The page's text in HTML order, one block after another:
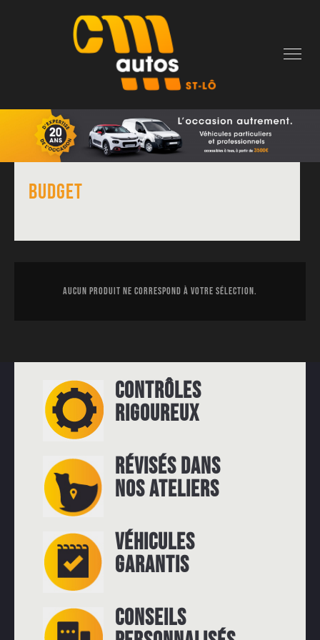
Aucun produit ne correspond à votre sélection.
Budget
CONTRÔLES
RIGOUREUX
RÉVISÉS DANS
NOS ATELIERS
VÉHICULES
GARANTIS
CONSEILS